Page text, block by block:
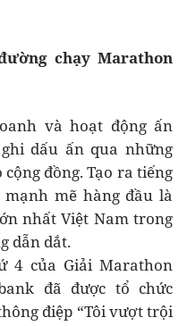
chạy Marathon
và hoạt động ấn
dấu ấn qua những
đồng. Tạo ra tiếng
mẽ hàng đầu là
nhất Việt Nam trong
dẫn dắt.
4 của Giải Marathon
đã được tổ chức
điệp “Tôi vượt trội